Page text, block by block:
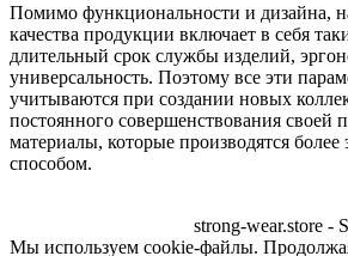
Помимо функциональности и дизайна,
качества продукции включает в себя
длительный срок службы изделий,
универсальность. Поэтому все эти
учитываются при создании новых
постоянного совершенствования
материалы, которые производятся
способом.
strong-wear.store
Мы используем cookie-файлы.